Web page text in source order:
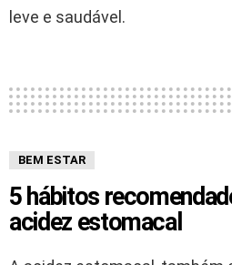
leve e saudável.
BEM ESTAR
5 hábitos
acidez estomacal